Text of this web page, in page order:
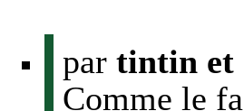
par tintin et
Comme le